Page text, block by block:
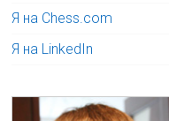
Я на Chess.com
Я на LinkedIn